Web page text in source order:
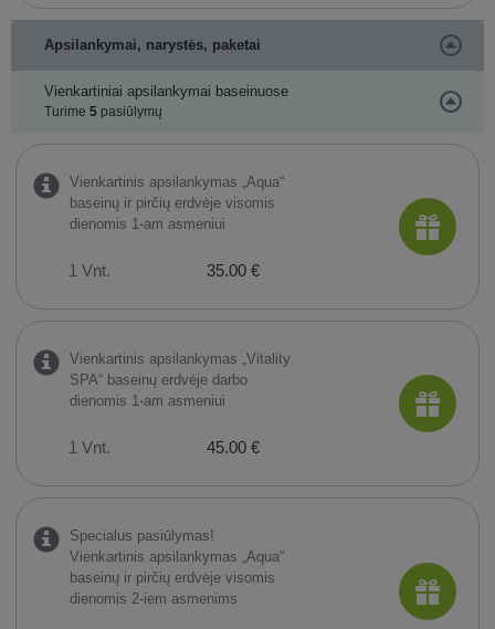
Apsilankymai, narystės, paketai
Vienkartiniai apsilankymai baseinuose
Turime 5pasiūlymų
Vienkartinis apsilankymas „Aqua“
baseinų ir pirčių erdvėje visomis
dienomis 1-am asmeniui
1 Vnt. 35.00 €
Vienkartinis apsilankymas „Vitality
SPA“ baseinų erdvėje darbo
dienomis 1-am asmeniui
1 Vnt. 45.00 €
Specialus pasiūlymas!
Vienkartinis apsilankymas „Aqua“
baseinų ir pirčių erdvėje visomis
dienomis 2-iem asmenims